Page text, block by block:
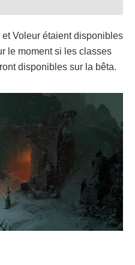
Voleur étaient disponibles
le moment si les classes
disponibles sur la bêta.